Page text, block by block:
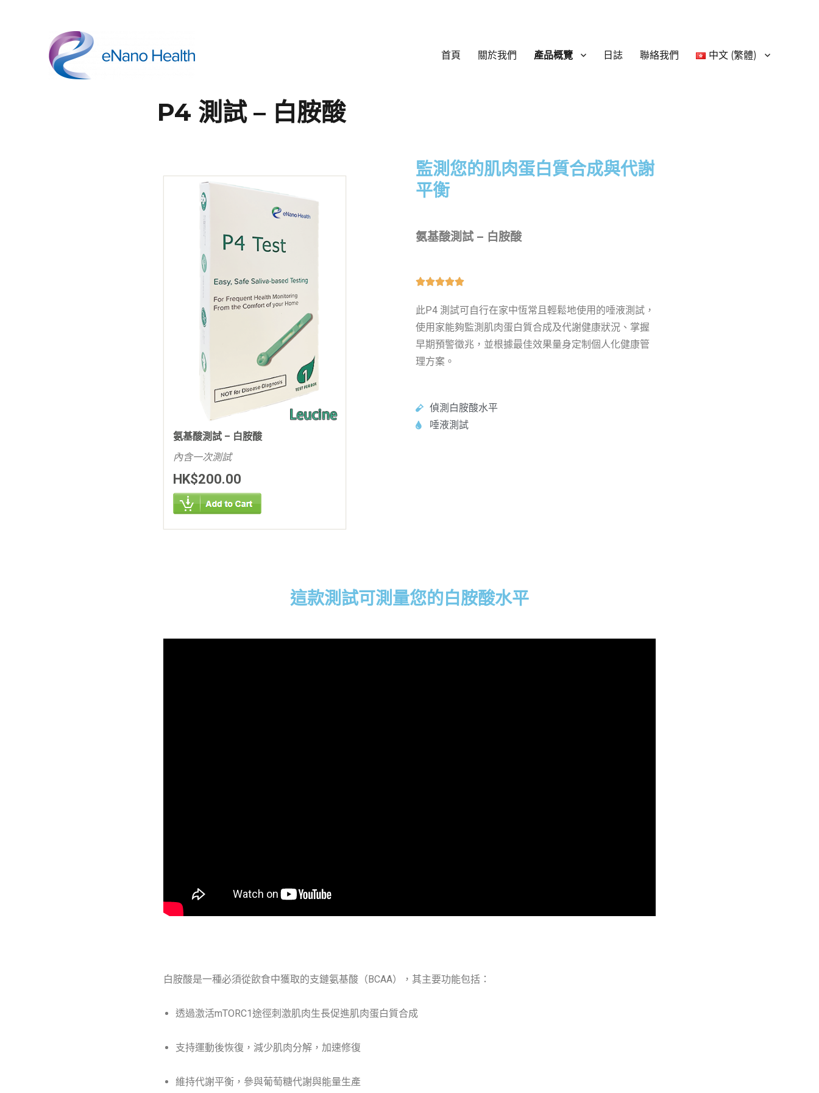
首頁 關於我們 產品概覽 日誌 聯絡我們 中文 (繁體)
P4 測試 – 白胺酸
氨基酸測試 – 白胺酸
內含一次測試
HK$200.00
監測您的肌肉蛋白質合成與代謝
平衡
氨基酸測試 – 白胺酸

此P4 測試可自行在家中恆常且輕鬆地使用的唾液測試，
使用家能夠監測肌肉蛋白質合成及代謝健康狀況、掌握
早期預警徵兆，並根據最佳效果量身定制個人化健康管
理方案。
偵測白胺酸水平
唾液測試
這款測試可測量您的白胺酸水平
白胺酸是一種必須從飲食中獲取的支鏈氨基酸（BCAA），其主要功能包括：
透過激活mTORC1途徑刺激肌肉生長促進肌肉蛋白質合成
支持運動後恢復，減少肌肉分解，加速修復
維持代謝平衡，參與葡萄糖代謝與能量生產